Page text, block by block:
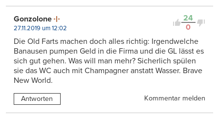
24
0
Gonzolone
27.11.2019 um 12:02
Die Old Farts machen doch alles richtig: Irgendwelche
Banausen pumpen Geld in die Firma und die GL lässt es
sich gut gehen. Was will man mehr? Sicherlich spülen
sie das WC auch mit Champagner anstatt Wasser. Brave
New World.
Antworten Kommentar melden